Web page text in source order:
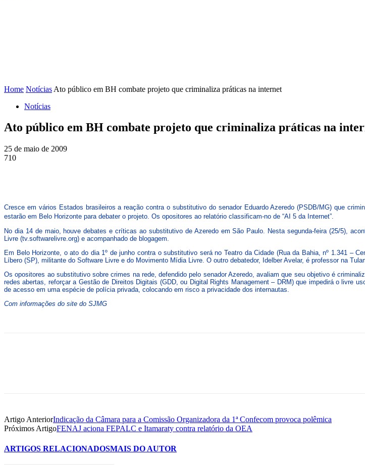
Home Notícias Ato público em BH combate projeto que criminaliza práticas na internet
Notícias
Ato público em BH combate projeto que criminaliza práticas na
25 de maio de 2009
710
Cresce em vários Estados brasileiros a reação contra o substitutivo do senador Eduardo Azeredo (PSDB/MG) que
estarão em Belo Horizonte para debater o projeto. Os opositores ao relatório classificam-no de “AI 5 da Internet”.
No dia 14 de maio, houve debates e críticas ao substitutivo de Azeredo em São Paulo. Nesta segunda-feira (25/5),
Livre (tv.softwarelivre.org) e acompanhado de blogagem.
Em Belo Horizonte, o ato do dia 1º de junho contra o substitutivo será no Teatro da Cidade (Rua da Bahia, nº 1.341 –
Líbero (SP), militante do Software Livre e do Movimento Mídia Livre. O outro debatedor, Idelber Avelar, é professor na
Os opositores ao substitutivo sobre crimes na rede, defendido pelo senador Azeredo, avaliam que seu objetivo é
redes abertas, reforçar a Gestão de Direitos Digitais (GDD, ou Digital Rights Management – DRM) que impedirá o livre
de acesso em uma espécie de polícia privada, colocando em risco a privacidade dos internautas.
Com informações do site do SJMG
Artigo AnteriorIndicação da Câmara para a Comissão Organizadora da 1ª Confecom provoca polêmica
Próximos ArtigoFENAJ aciona FEPALC e Itamaraty contra relatório da OEA
ARTIGOS RELACIONADOSMAIS DO AUTOR